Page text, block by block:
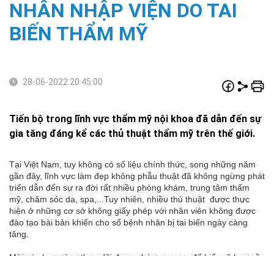
NHÂN NHẬP VIỆN DO TAI
BIẾN THẨM MỸ
28-06-2022 20:45:00
Tiến bộ trong lĩnh vực thẩm mỹ nội khoa đã dẫn đến sự
gia tăng đáng kể các thủ thuật thẩm mỹ trên thế giới.
Tại Việt Nam, tuy không có số liệu chính thức, song những năm
gần đây, lĩnh vực làm đẹp không phẫu thuật đã không ngừng phát
triển dẫn đến sự ra đời rất nhiều phòng khám, trung tâm thẩm
mỹ, chăm sóc da, spa,...Tuy nhiên, nhiều thủ thuật được thực
hiện ở những cơ sở không giấy phép với nhân viên không được
đào tạo bài bản khiến cho số bệnh nhân bị tai biến ngày càng
tăng.